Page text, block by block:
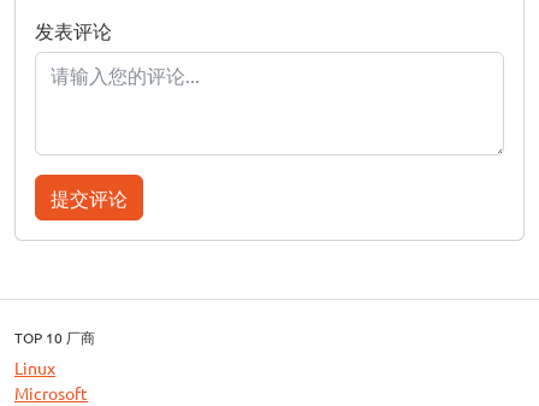
发表评论
提交评论
TOP 10 厂商
Linux
Microsoft